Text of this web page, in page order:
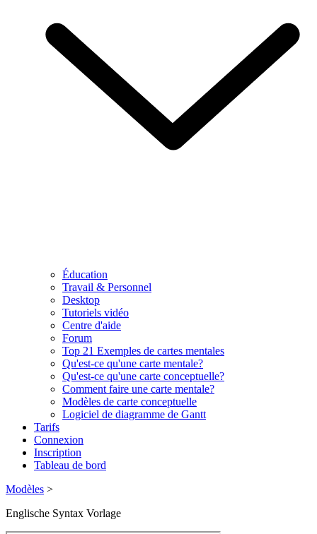
Éducation
Travail & Personnel
Desktop
Tutoriels vidéo
Centre d'aide
Forum
Top 21 Exemples de cartes mentales
Qu'est-ce qu'une carte mentale?
Qu'est-ce qu'une carte conceptuelle?
Comment faire une carte mentale?
Modèles de carte conceptuelle
Logiciel de diagramme de Gantt
Tarifs
Connexion
Inscription
Tableau de bord
Modèles >
Englische Syntax Vorlage